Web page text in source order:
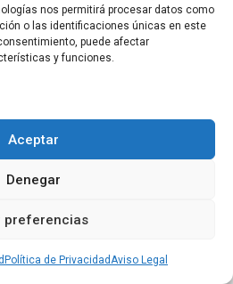
nos permitirá procesar datos como
o las identificaciones únicas en este
puede afectar
y funciones.
Aceptar
Denegar
preferencias
Política de PrivacidadAviso Legal
en Banda